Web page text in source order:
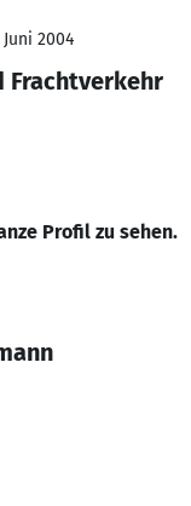
2004
Frachtverkehr
Profil zu sehen.